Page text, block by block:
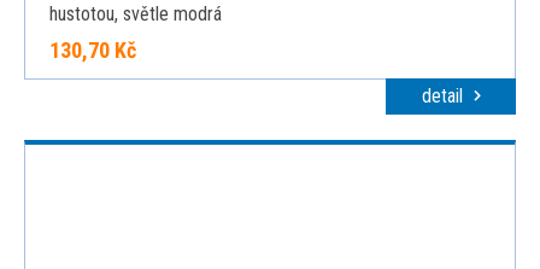
hustotou, světle modrá
130,70 Kč
detail